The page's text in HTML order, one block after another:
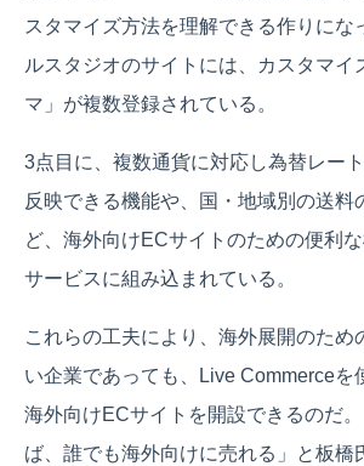
スタマイズ方法を理解できる作りにな
ルスタジオのサイトには、カスタマイ
マ」が複数登録されている。
3点目に、複数通貨に対応し為替レー
反映できる機能や、国・地域別の送料
ど、海外向けECサイトのための便利
サービスに組み込まれている。
これらの工夫により、海外展開のため
い企業であっても、Live Commerceを
海外向けECサイトを開設できるのだ
ば、誰でも海外向けに売れる」と板橋